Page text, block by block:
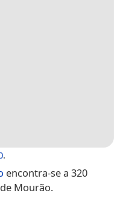
.
encontra-se a 320
Mourão.